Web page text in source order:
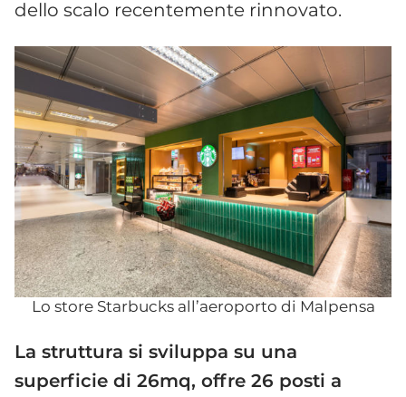
dello scalo recentemente rinnovato.
Lo store Starbucks all’aeroporto di Malpensa
La struttura si sviluppa su una
superficie di 26mq, offre 26 posti a